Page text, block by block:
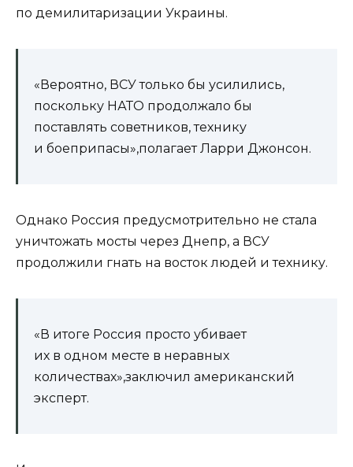
по демилитаризации Украины.
«Вероятно, ВСУ только бы усилились,
поскольку НАТО продолжало бы
поставлять советников, технику
и боеприпасы»,полагает Ларри Джонсон.
Однако Россия предусмотрительно не стала
уничтожать мосты через Днепр, а ВСУ
продолжили гнать на восток людей и технику.
«В итоге Россия просто убивает
их в одном месте в неравных
количествах»,заключил американский
эксперт.